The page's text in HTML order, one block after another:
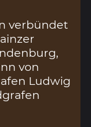
verbündet
von
Ludwig